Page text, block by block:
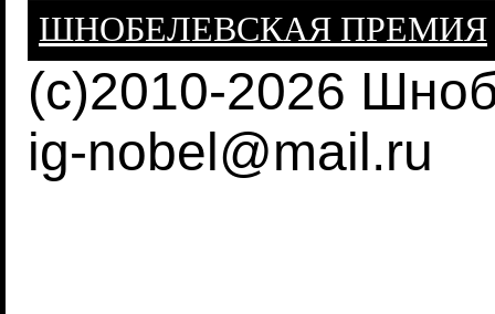
ШНОБЕЛЕВСКАЯ ПРЕМИЯ
(c)2010-2026
ig-nobel@mail.ru